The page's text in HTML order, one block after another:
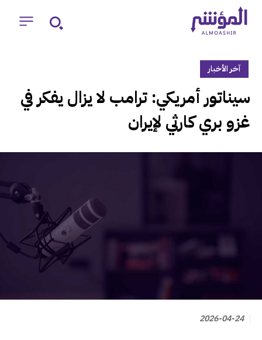
آخر الأخبار
‏سيناتور أمريكي: ترامب لا يزال يفكر في
غزو بري كارثي لإيران
2026-04-24